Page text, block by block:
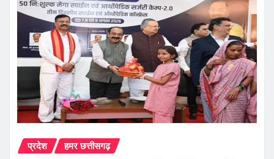
प्रदेश हमर छत्तीसगढ़